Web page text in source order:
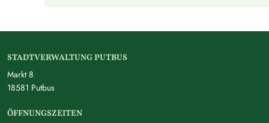
STADTVERWALTUNG PUTBUS
Markt 8
18581 Putbus
ÖFFNUNGSZEITEN